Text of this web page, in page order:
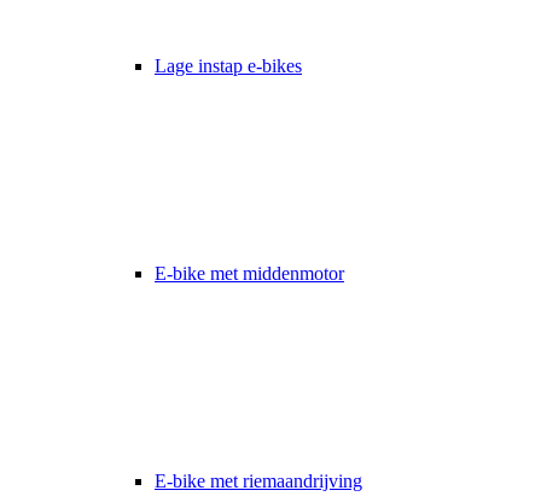
Lage instap e-bikes
E-bike met middenmotor
E-bike met riemaandrijving